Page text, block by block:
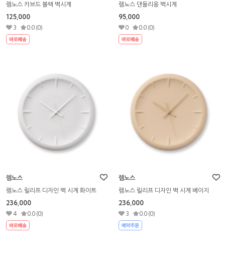
렘노스 카브드 블랙 벽시계
125,000
3 0.0 (0)
렘노스 댄들리옹 벽시계
95,000
0 0.0 (0)
렘노스
렘노스 릴리프 디자인 벽 시계 화이트
236,000
4 0.0 (0)
렘노스
렘노스 릴리프 디자인 벽 시계 베이지
236,000
3 0.0 (0)